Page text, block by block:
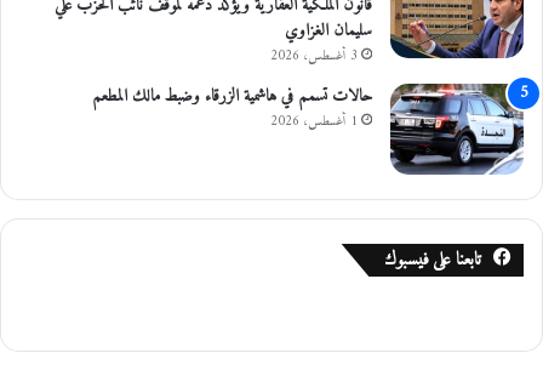
سليمان الغزاوي
3 أغسطس، 2026
حالات تسمم في هاشمية الزرقاء وضبط مالك المطعم
1 أغسطس، 2026
تابعنا على فيسبوك